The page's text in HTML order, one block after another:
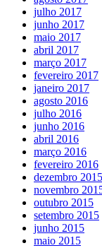
julho 2017
junho 2017
maio 2017
abril 2017
março 2017
fevereiro 2017
janeiro 2017
agosto 2016
julho 2016
junho 2016
abril 2016
março 2016
fevereiro 2016
dezembro 2015
novembro
outubro 2015
setembro 2015
junho 2015
maio 2015